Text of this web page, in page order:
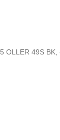
5 OLLER 49S BK,